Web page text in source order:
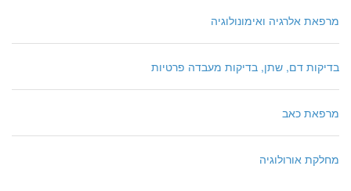
מרפאת אלרגיה ואימונולוגיה
בדיקות דם, שתן, בדיקות מעבדה פרטיות
מרפאת כאב
מחלקת אורולוגיה